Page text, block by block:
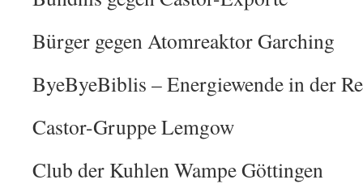
Bürger gegen Atomreaktor Garching
ByeByeBiblis – Energiewende in der
Castor-Gruppe Lemgow
Club der Kuhlen Wampe Göttingen